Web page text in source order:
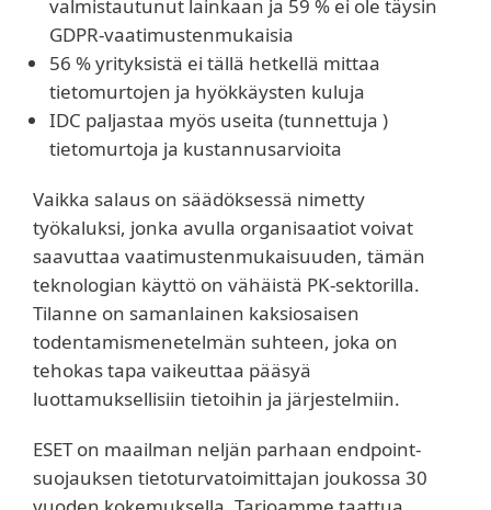
valmistautunut lainkaan ja 59 % ei ole täysin
GDPR-vaatimustenmukaisia
56 % yrityksistä ei tällä hetkellä mittaa
tietomurtojen ja hyökkäysten kuluja
IDC paljastaa myös useita (tunnettuja )
tietomurtoja ja kustannusarvioita
Vaikka salaus on säädöksessä nimetty
työkaluksi, jonka avulla organisaatiot voivat
saavuttaa vaatimustenmukaisuuden, tämän
teknologian käyttö on vähäistä PK-sektorilla.
Tilanne on samanlainen kaksiosaisen
todentamismenetelmän suhteen, joka on
tehokas tapa vaikeuttaa pääsyä
luottamuksellisiin tietoihin ja järjestelmiin.
ESET on maailman neljän parhaan endpoint-
suojauksen tietoturvatoimittajan joukossa 30